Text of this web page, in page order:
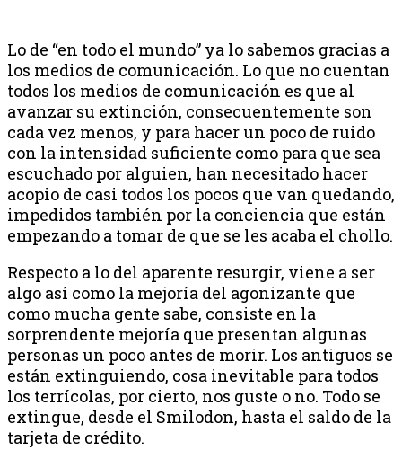
Lo de “en todo el mundo” ya lo sabemos gracias a
los medios de comunicación. Lo que no cuentan
todos los medios de comunicación es que al
avanzar su extinción, consecuentemente son
cada vez menos, y para hacer un poco de ruido
con la intensidad suficiente como para que sea
escuchado por alguien, han necesitado hacer
acopio de casi todos los pocos que van quedando,
impedidos también por la conciencia que están
empezando a tomar de que se les acaba el chollo.
Respecto a lo del aparente resurgir, viene a ser
algo así como la mejoría del agonizante que
como mucha gente sabe, consiste en la
sorprendente mejoría que presentan algunas
personas un poco antes de morir. Los antiguos se
están extinguiendo, cosa inevitable para todos
los terrícolas, por cierto, nos guste o no. Todo se
extingue, desde el Smilodon, hasta el saldo de la
tarjeta de crédito.